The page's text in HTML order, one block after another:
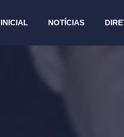
NOTÍCIAS